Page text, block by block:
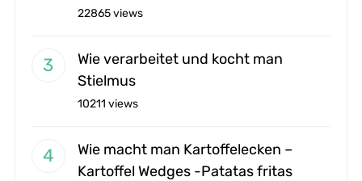
22865 views
Wie verarbeitet und kocht man
Stielmus
10211 views
Wie macht man Kartoffelecken –
Kartoffel Wedges -Patatas fritas